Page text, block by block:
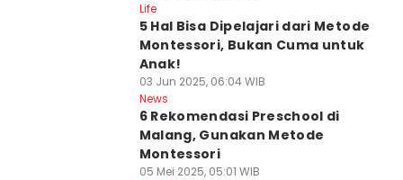
Life
5 Hal Bisa Dipelajari dari Metode
Montessori, Bukan Cuma untuk
Anak!
03 Jun 2025, 06:04 WIB
News
6 Rekomendasi Preschool di
Malang, Gunakan Metode
Montessori
05 Mei 2025, 05:01 WIB